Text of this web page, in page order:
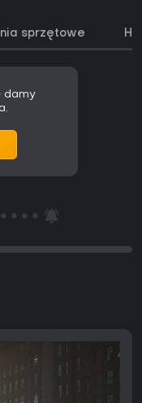
sprzętowe
damy